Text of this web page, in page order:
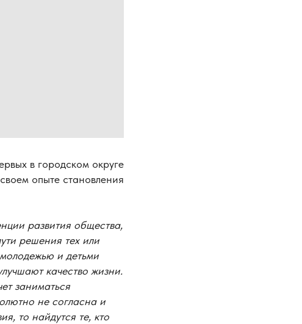
в городском округе
опыте становления
развития общества,
решения тех или
и детьми
качество жизни.
заниматься
не согласна и
то найдутся те, кто